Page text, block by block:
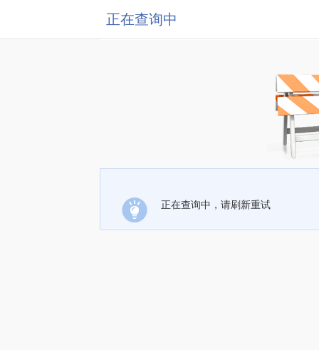
正在查询中
正在查询中，请刷新重试